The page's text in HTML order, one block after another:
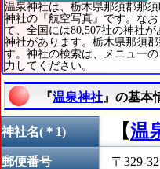
温泉神社は、栃木県那須郡那
神社の『航空写真』です。な
て、全国には80,507社の神社
神社があります。栃木県那須
す。神社の検索は、メニュー
力してください。
『温泉神社 』の基本
神社名(＊1) 【温
郵便番号 〒329-